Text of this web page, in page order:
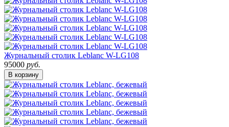
Журнальный столик Leblanc W-LG108
95000 руб.
В корзину